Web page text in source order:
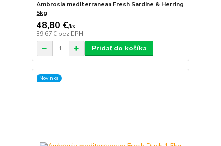
Ambrosia mediterranean Fresh Sardine & Herring
5kg
48,80 €/ks
39,67 € bez DPH
Pridať do košíka
Novinka